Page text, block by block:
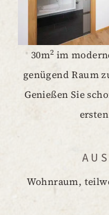
30m2 im
genügend Raum
Genießen Sie
Wohnraum,